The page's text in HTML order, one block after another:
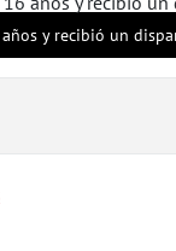
y recibió un